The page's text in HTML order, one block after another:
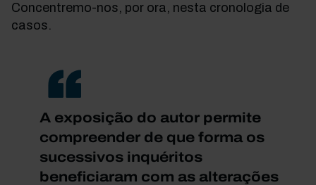
Concentremo-nos, por ora, nesta cronologia de
casos.
A exposição do autor permite
compreender de que forma os
sucessivos inquéritos
beneficiaram com as alterações